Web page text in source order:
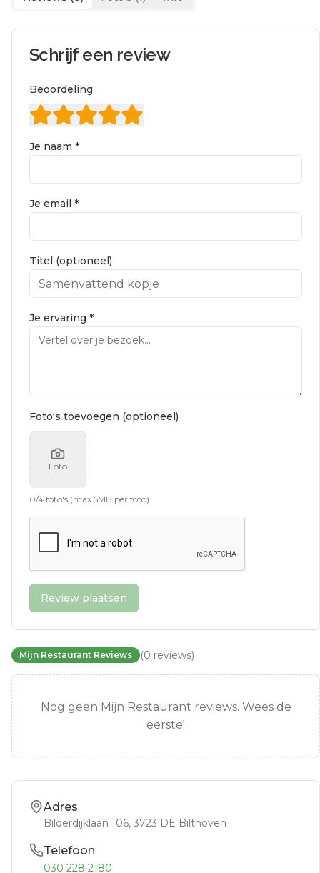
Schrijf een review
Beoordeling
Je naam *
Je email *
Titel (optioneel)
Je ervaring *
Foto's toevoegen (optioneel)
Foto
0/4 foto's (max 5MB per foto)
Review plaatsen
Mijn Restaurant Reviews (0 reviews)
Nog geen Mijn Restaurant reviews. Wees de
eerste!
Adres
Bilderdijklaan 106, 3723 DE Bilthoven
Telefoon
030 228 2180